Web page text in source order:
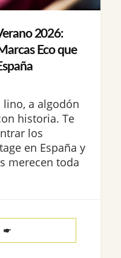
2026:
Eco que
lino, a algodón
historia. Te
los
en España y
merecen toda